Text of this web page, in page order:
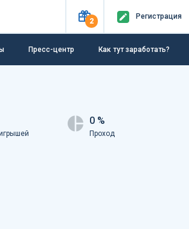
2
Регистрация
Пресс-центр Как тут заработать?
0 %
Проход